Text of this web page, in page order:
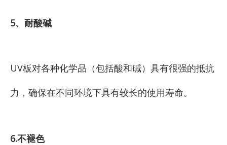
5、耐酸碱
UV板对各种化学品（包括酸和碱）具有很强的抵抗
力，确保在不同环境下具有较长的使用寿命。
6.不褪色